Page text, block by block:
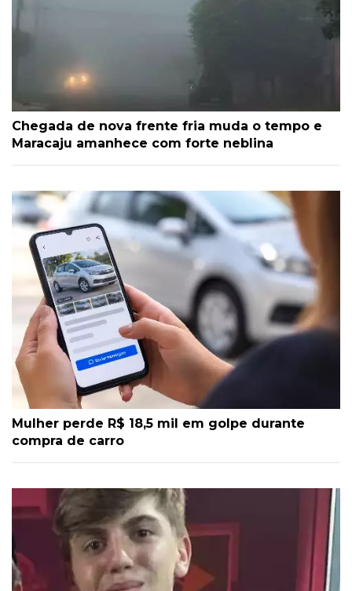
Chegada de nova frente fria muda o tempo e
Maracaju amanhece com forte neblina
Mulher perde R$ 18,5 mil em golpe durante
compra de carro